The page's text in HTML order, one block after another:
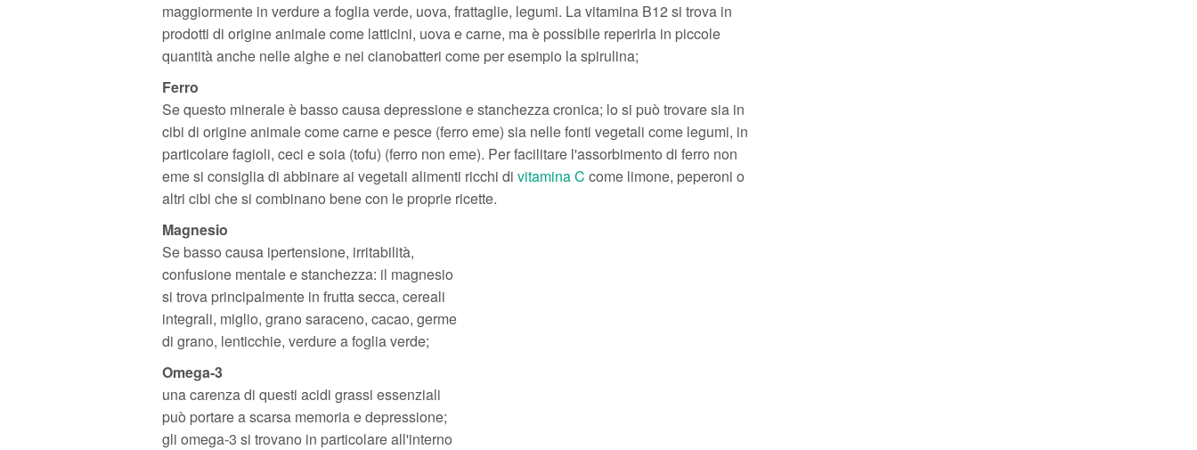
maggiormente in verdure a foglia verde, uova, frattaglie, legumi. La vitamina B12 si trova in
prodotti di origine animale come latticini, uova e carne, ma è possibile reperirla in piccole
quantità anche nelle alghe e nei cianobatteri come per esempio la spirulina;
Ferro
Se questo minerale è basso causa depressione e stanchezza cronica; lo si può trovare sia in
cibi di origine animale come carne e pesce (ferro eme) sia nelle fonti vegetali come legumi, in
particolare fagioli, ceci e soia (tofu) (ferro non eme). Per facilitare l'assorbimento di ferro non
eme si consiglia di abbinare ai vegetali alimenti ricchi di vitamina C come limone, peperoni o
altri cibi che si combinano bene con le proprie ricette.
Magnesio
Se basso causa ipertensione, irritabilità,
confusione mentale e stanchezza: il magnesio
si trova principalmente in frutta secca, cereali
integrali, miglio, grano saraceno, cacao, germe
di grano, lenticchie, verdure a foglia verde;
Omega-3
una carenza di questi acidi grassi essenziali
può portare a scarsa memoria e depressione;
gli omega-3 si trovano in particolare all'interno